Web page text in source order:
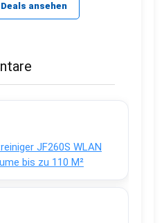
ansehen
JF260S WLAN
bis zu 110 M²